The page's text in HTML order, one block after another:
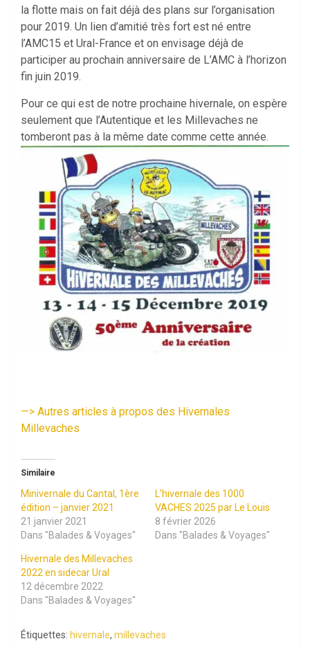
la flotte mais on fait déjà des plans sur l’organisation
pour 2019. Un lien d’amitié très fort est né entre
l’AMC15 et Ural-France et on envisage déjà de
participer au prochain anniversaire de L’AMC à l’horizon
fin juin 2019.
Pour ce qui est de notre prochaine hivernale, on espère
seulement que l’Autentique et les Millevaches ne
tomberont pas à la même date comme cette année.
—> Autres articles à propos des Hivernales
Millevaches
Similaire
Minivernale du Cantal, 1ère
édition – janvier 2021
21 janvier 2021
Dans "Balades & Voyages"
L’hivernale des 1000
VACHES 2025 par Le Louis
8 février 2026
Dans "Balades & Voyages"
Hivernale des Millevaches
2022 en sidecar Ural
12 décembre 2022
Dans "Balades & Voyages"
Étiquettes: hivernale, millevaches